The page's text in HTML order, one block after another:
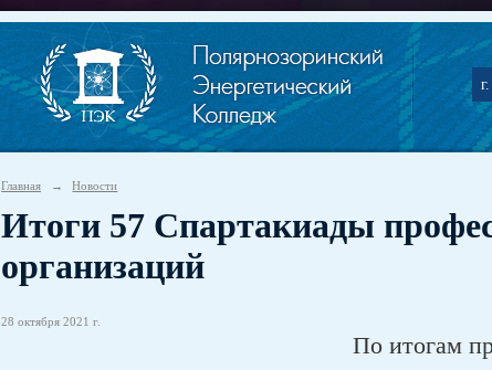
Главная → Новости
Итоги 57 Спартакиады
организаций
28 октября 2021 г.
По итогам